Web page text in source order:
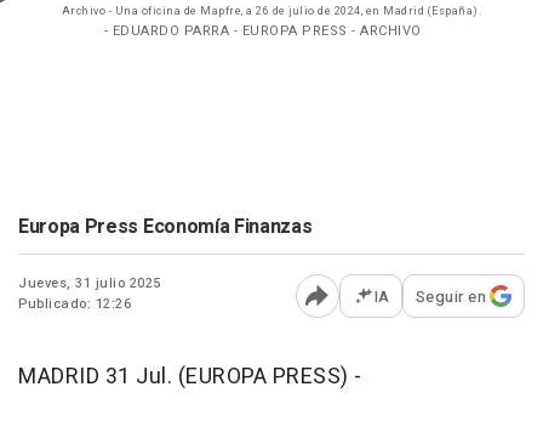
Archivo - Una oficina de Mapfre, a 26 de julio de 2024, en Madrid (España).
- EDUARDO PARRA - EUROPA PRESS - ARCHIVO
Europa Press Economía Finanzas
Jueves, 31 julio 2025
Publicado: 12:26
Abrir opciones para
IA Seguir en
MADRID 31 Jul. (EUROPA PRESS) -